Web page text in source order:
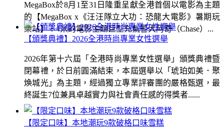
MegaBox於8月1至31日隆重呈獻全港首個以電影為主題
的【MegaBox x《汪汪隊立大功：恐龍大電影》暑期玩
樂站】！4米的電影主題巨型充氣警犬阿奇（Chase）...
【限定口味】本地潮玩9款破格口味雪糕
【頒獎典禮】2026全港時尚專業女性選舉
2026年第十六屆「全港時尚專業女性選舉」頒獎典禮暨
閉幕禮，於日前圓滿結束，本屆選舉以「琥珀如美．聚
煥城光」為主題，經過獨立專業評審團的嚴格甄選，最
終誕生7位兼具卓越實力與社會責任感的得獎者......